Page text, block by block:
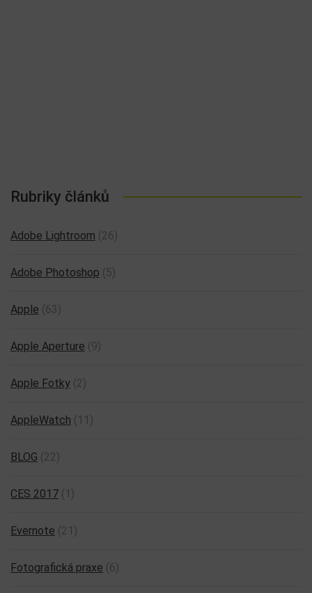
Rubriky článků
Adobe Lightroom (26)
Adobe Photoshop (5)
Apple (63)
Apple Aperture (9)
Apple Fotky (2)
AppleWatch (11)
BLOG (22)
CES 2017 (1)
Evernote (21)
Fotografická praxe (6)